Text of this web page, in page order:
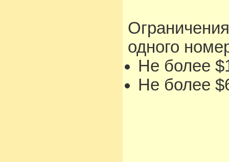
одного
Не более
Не более